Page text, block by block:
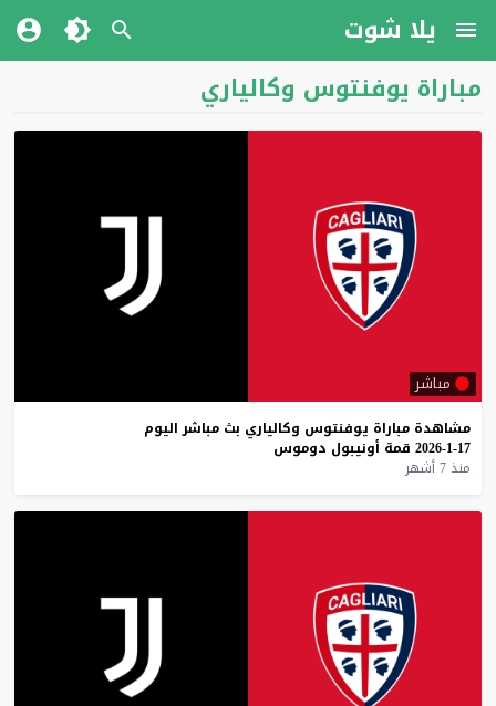
يلا شوت
مباراة يوفنتوس وكالياري
مباشر
مشاهدة مباراة يوفنتوس وكالياري بث مباشر اليوم
17-1-2026
قمة أونيبول دوموس
منذ 7 أشهر